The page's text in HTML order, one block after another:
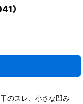
》
のスレ、小さな凹み